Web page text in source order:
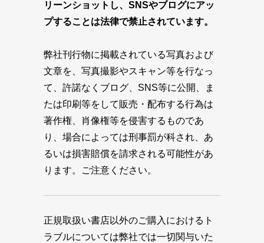
リーンショットし、SNSやブログにアッ
プすることは法律で禁止されています。
弊社刊行物に掲載されている写真および
文章を、写真撮影やスキャン等を行なっ
て、許諾なくブログ、SNS等に公開、ま
たは印刷等をして販売・配布する行為は
著作権、肖像権等を侵害するものであ
り、場合によっては刑事罰が科され、あ
るいは損害賠償を請求される可能性があ
ります。ご注意ください。
正規取扱い書店以外のご購入におけるト
ラブルについては弊社では一切関与いた